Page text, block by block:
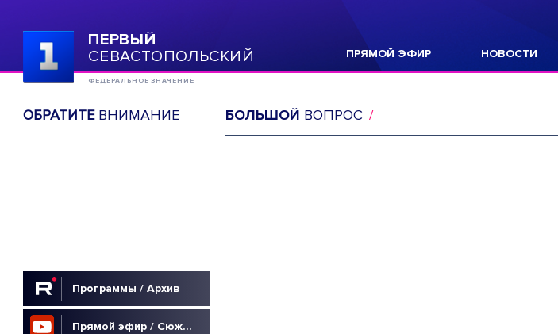
ПЕРВЫЙ
СЕВАСТОПОЛЬСКИЙ
ФЕДЕРАЛЬНОЕ ЗНАЧЕНИЕ
ПРЯМОЙ ЭФИР НОВОСТИ
ОБРАТИТЕВНИМАНИЕ
Программы / Архив
Прямой эфир / Сюжеты
БОЛЬШОЙ ВОПРОС